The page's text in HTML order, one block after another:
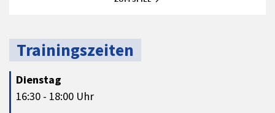
Trainingszeiten
Dienstag
16:30 - 18:00 Uhr